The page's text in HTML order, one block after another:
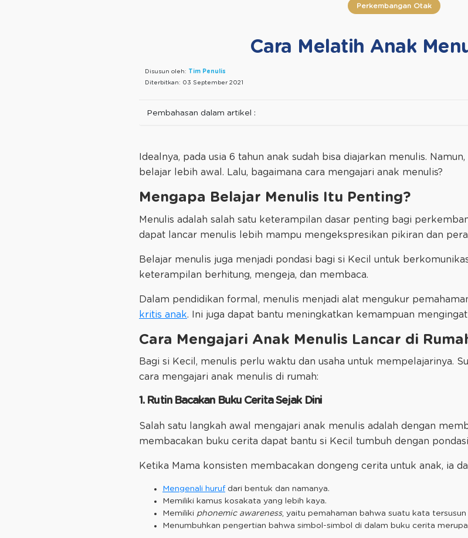
Perkembangan Otak
Cara Melatih Anak
Disusun oleh: Tim Penulis
Diterbitkan: 03 September 2021
Pembahasan dalam artikel :
Idealnya, pada usia 6 tahun anak sudah bisa diajarkan menulis.
belajar lebih awal. Lalu, bagaimana cara mengajari anak menulis?
Mengapa Belajar Menulis Itu Penting?
Menulis adalah salah satu keterampilan dasar penting bagi
dapat lancar menulis lebih mampu mengekspresikan pikiran dan
Belajar menulis juga menjadi pondasi bagi si Kecil untuk
keterampilan berhitung, mengeja, dan membaca.
Dalam pendidikan formal, menulis menjadi alat mengukur
kritis anak. Ini juga dapat bantu meningkatkan kemampuan
Cara Mengajari Anak Menulis Lancar di
Bagi si Kecil, menulis perlu waktu dan usaha untuk mempelajarinya.
cara mengajari anak menulis di rumah:
1. Rutin Bacakan Buku Cerita Sejak Dini
Salah satu langkah awal mengajari anak menulis adalah dengan
membacakan buku cerita dapat bantu si Kecil tumbuh dengan
Ketika Mama konsisten membacakan dongeng cerita untuk anak, ia
Mengenali hurufdari bentuk dan namanya.
Memiliki kamus kosakata yang lebih kaya.
Memiliki phonemic awareness, yaitu pemahaman bahwa suatu kata
Menumbuhkan pengertian bahwa simbol-simbol di dalam buku cerita